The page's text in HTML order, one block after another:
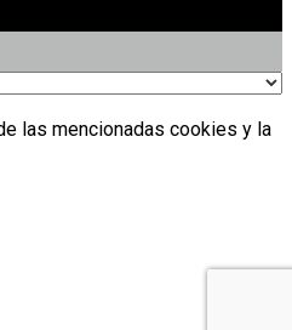
las mencionadas cookies y la